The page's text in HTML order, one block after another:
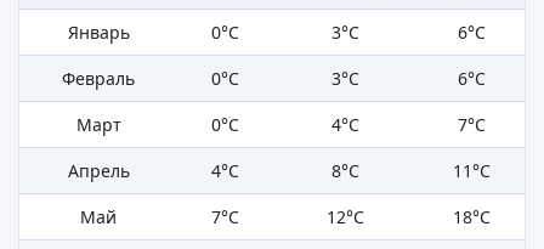
Январь
0°C 3°C
6°C
Февраль
0°C 3°C
6°C
Март
0°C 4°C
7°C
Апрель
4°C 8°C
11°C
Май
7°C 12°C
18°C